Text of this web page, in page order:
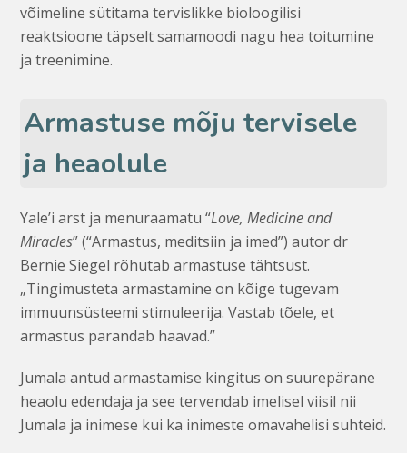
võimeline sütitama tervislikke bioloogilisi
reaktsioone täpselt samamoodi nagu hea toitumine
ja treenimine.
Armastuse mõju tervisele
ja heaolule
Yale’i arst ja menuraamatu “Love, Medicine and
Miracles” (“Armastus, meditsiin ja imed”) autor dr
Bernie Siegel rõhutab armastuse tähtsust.
„Tingimusteta armastamine on kõige tugevam
immuunsüsteemi stimuleerija. Vastab tõele, et
armastus parandab haavad.”
Jumala antud armastamise kingitus on suurepärane
heaolu edendaja ja see tervendab imelisel viisil nii
Jumala ja inimese kui ka inimeste omavahelisi suhteid.